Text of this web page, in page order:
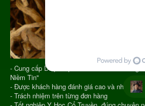
- Cung cấp Dược Liệu từ năm 2013 với
Niềm Tin"
- Được khách hàng đánh giá cao và nhận sự
- Trách nhiệm trên từng đơn hàng